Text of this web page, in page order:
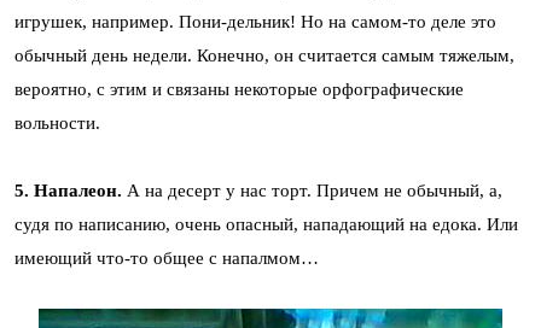
игрушек, например. Пони-дельник! Но на самом-то деле это
обычный день недели. Конечно, он считается самым тяжелым,
вероятно, с этим и связаны некоторые орфографические
вольности.
5. Напалеон. А на десерт у нас торт. Причем не обычный, а,
судя по написанию, очень опасный, нападающий на едока. Или
имеющий что-то общее с напалмом…